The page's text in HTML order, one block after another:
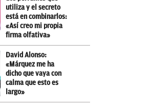
utiliza y el secreto
está en combinarlos:
«Así creo mi propia
firma olfativa»
David Alonso:
«Márquez me ha
dicho que vaya con
calma que esto es
largo»